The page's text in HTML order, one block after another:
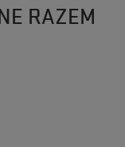
RAZEM